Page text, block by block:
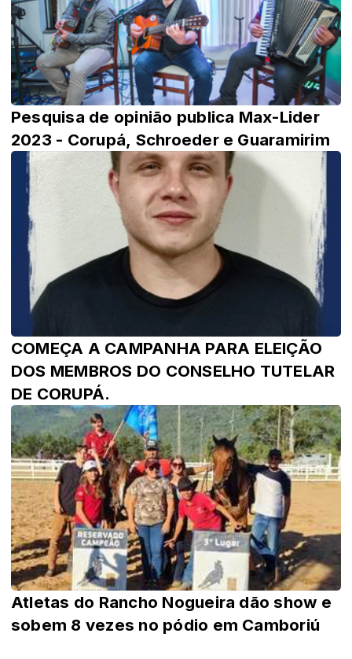
Pesquisa de opinião publica Max-Lider
2023 - Corupá, Schroeder e Guaramirim
COMEÇA A CAMPANHA PARA ELEIÇÃO
DOS MEMBROS DO CONSELHO TUTELAR
DE CORUPÁ.
Atletas do Rancho Nogueira dão show e
sobem 8 vezes no pódio em Camboriú